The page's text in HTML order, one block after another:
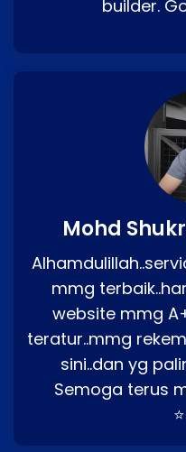
builder.
Mohd
mmg
website mmg
teratur..mmg
sini..dan yg
Semoga terus